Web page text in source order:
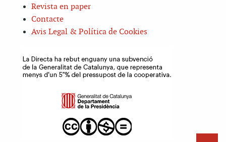
Revista en paper
Contacte
Avis Legal & Política de Cookies